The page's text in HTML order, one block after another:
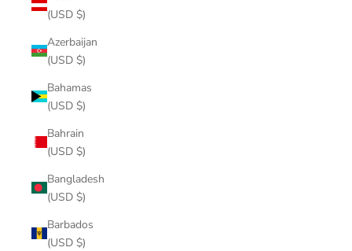
(USD $)
Azerbaijan
(USD $)
Bahamas
(USD $)
Bahrain
(USD $)
Bangladesh
(USD $)
Barbados
(USD $)